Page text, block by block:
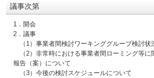
議事次第
1．開会
2．議事
（1）事業者間検討ワーキンググループ検討状
（2）非常時における事業者間ローミング等に
報告（案）について
（3）今後の検討スケジュールについて